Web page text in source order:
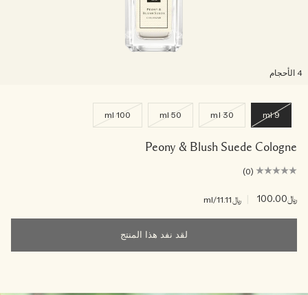
30 ml
50 ml
100 ml
Peony & Blush Suede Cologne
(0)
﷼100.00 ﷼11.11 /ml
لقد نفد هذا المنتج